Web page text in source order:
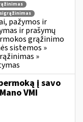
pažymos ir
ir prašymų
grąžinimo
sistemos »
»
į savo
VMI